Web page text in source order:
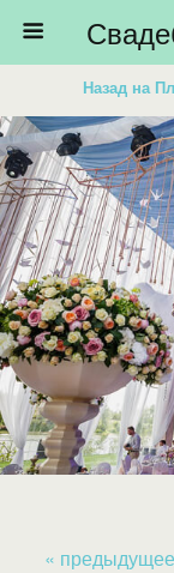
Назад на
«